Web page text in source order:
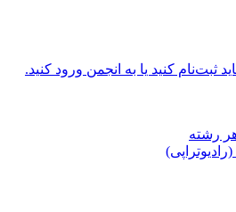
ثبت‌نام کنید یا به انجمن ورود کنید.
رشته